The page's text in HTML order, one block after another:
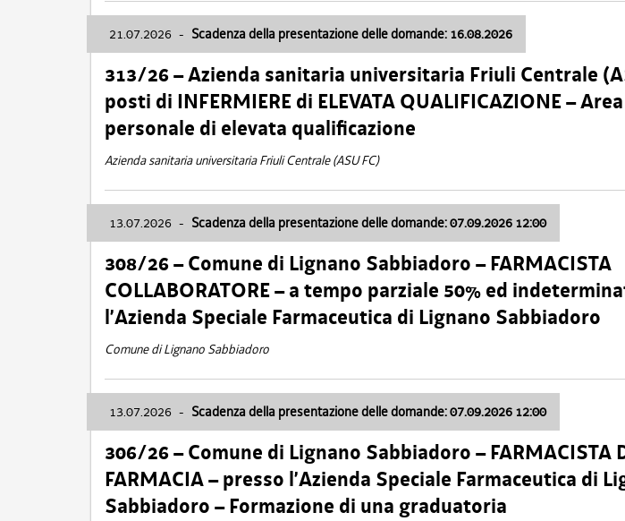
21.07.2026 - Scadenza della presentazione delle domande: 16.08.2026
313/26 – Azienda sanitaria universitaria Friuli Centrale
posti di INFERMIERE di ELEVATA QUALIFICAZIONE –
personale di elevata qualificazione
Azienda sanitaria universitaria Friuli Centrale (ASU FC)
13.07.2026 - Scadenza della presentazione delle domande: 07.09.2026 12:00
308/26 – Comune di Lignano Sabbiadoro – FARMACISTA
COLLABORATORE – a tempo parziale 50% ed
l’Azienda Speciale Farmaceutica di Lignano Sabbiadoro
Comune di Lignano Sabbiadoro
13.07.2026 - Scadenza della presentazione delle domande: 07.09.2026 12:00
306/26 – Comune di Lignano Sabbiadoro – FARMACISTA
FARMACIA – presso l’Azienda Speciale Farmaceutica di
Sabbiadoro – Formazione di una graduatoria